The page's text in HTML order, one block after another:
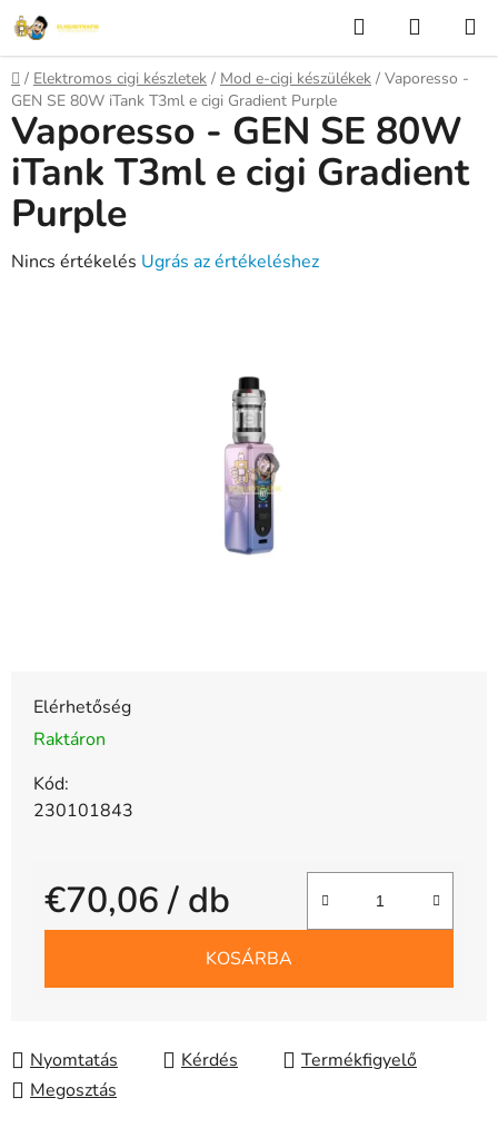
Ugrás
fő
tartalomhoz
KeresésKOSÁR
Kezdőlap
/ Elektromos cigi készletek / Mod e-cigi készülékek / Vaporesso -
GEN SE 80W iTank T3ml e cigi Gradient Purple
Elérhetőség
Raktáron
Kód:
230101843
€70,06/ db
Egységár:
KOSÁRBA
Nyomtatás
Kérdés
Megosztás
Vaporesso - GEN SE 80W
iTank T3ml e cigi Gradient
Purple
A
Nincs értékelés Ugrás az értékeléshez